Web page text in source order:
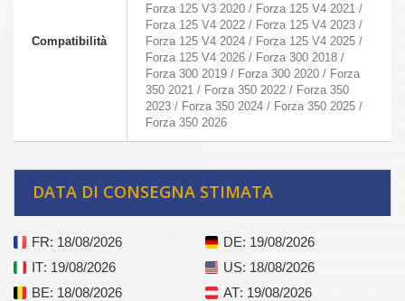
Compatibilità
Forza 125 V3 2020 / Forza 125 V4 2021 /
Forza 125 V4 2022 / Forza 125 V4 2023 /
Forza 125 V4 2024 / Forza 125 V4 2025 /
Forza 125 V4 2026 / Forza 300 2018 /
Forza 300 2019 / Forza 300 2020 / Forza
350 2021 / Forza 350 2022 / Forza 350
2023 / Forza 350 2024 / Forza 350 2025 /
Forza 350 2026
DATA DI CONSEGNA STIMATA
FR: 18/08/2026 DE: 19/08/2026
IT: 19/08/2026 US: 18/08/2026
BE: 18/08/2026 AT: 19/08/2026